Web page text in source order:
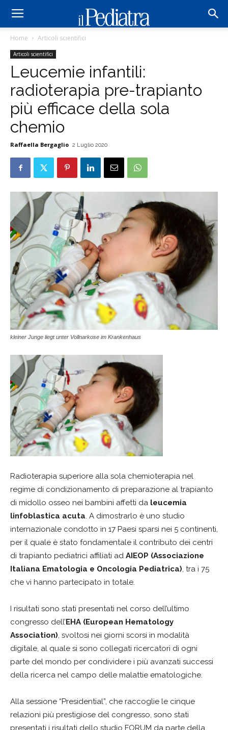
Home Articoli scientifici
Articoli scientifici
Leucemie infantili:
radioterapia pre-trapianto
più efficace della sola
chemio
Raffaella Bergaglio 2 Luglio 2020
kleiner Junge liegt unter Vollnarkose im Krankenhaus
Radioterapia superiore alla sola chemioterapia nel
regime di condizionamento di preparazione al trapianto
di midollo osseo nei bambini affetti da leucemia
linfoblastica acuta. A dimostrarlo è uno studio
internazionale condotto in 17 Paesi sparsi nei 5 continenti,
per il quale è stato fondamentale il contributo dei centri
di trapianto pediatrici affiliati ad AIEOP (Associazione
Italiana Ematologia e Oncologia Pediatrica), tra i 75
che vi hanno partecipato in totale.
I risultati sono stati presentati nel corso dell’ultimo
congresso dell’ EHA (European Hematology
Association), svoltosi nei giorni scorsi in modalità
digitale, al quale si sono collegati ricercatori di ogni
parte del mondo per condividere i più avanzati successi
della ricerca nel campo delle malattie ematologiche.
Alla sessione “Presidential”, che raccoglie le cinque
relazioni più prestigiose del congresso, sono stati